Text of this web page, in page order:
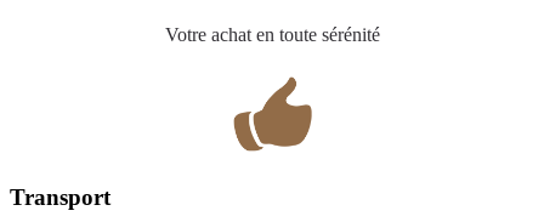
Votre achat en toute sérénité
Transport